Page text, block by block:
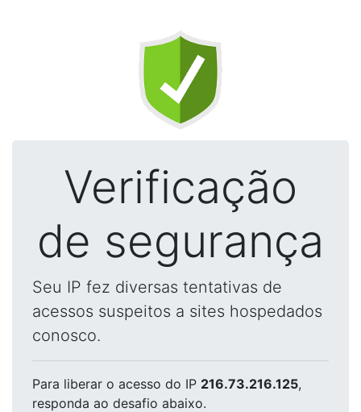
Verificação
de segurança
Seu IP fez diversas tentativas de
acessos suspeitos a sites hospedados
conosco.
Para liberar o acesso do IP 216.73.216.125,
responda ao desafio abaixo.